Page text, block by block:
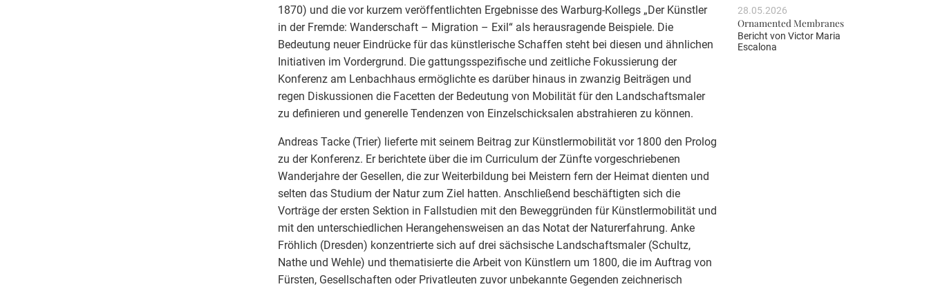
1870) und die vor kurzem veröffentlichten Ergebnisse des Warburg-Kollegs „Der Künstler
in der Fremde: Wanderschaft – Migration – Exil“ als herausragende Beispiele. Die
Bedeutung neuer Eindrücke für das künstlerische Schaffen steht bei diesen und ähnlichen
Initiativen im Vordergrund. Die gattungsspezifische und zeitliche Fokussierung der
Konferenz am Lenbachhaus ermöglichte es darüber hinaus in zwanzig Beiträgen und
regen Diskussionen die Facetten der Bedeutung von Mobilität für den Landschaftsmaler
zu definieren und generelle Tendenzen von Einzelschicksalen abstrahieren zu können.
Andreas Tacke (Trier) lieferte mit seinem Beitrag zur Künstlermobilität vor 1800 den Prolog
zu der Konferenz. Er berichtete über die im Curriculum der Zünfte vorgeschriebenen
Wanderjahre der Gesellen, die zur Weiterbildung bei Meistern fern der Heimat dienten und
selten das Studium der Natur zum Ziel hatten. Anschließend beschäftigten sich die
Vorträge der ersten Sektion in Fallstudien mit den Beweggründen für Künstlermobilität und
mit den unterschiedlichen Herangehensweisen an das Notat der Naturerfahrung. Anke
Fröhlich (Dresden) konzentrierte sich auf drei sächsische Landschaftsmaler (Schultz,
Nathe und Wehle) und thematisierte die Arbeit von Künstlern um 1800, die im Auftrag von
Fürsten, Gesellschaften oder Privatleuten zuvor unbekannte Gegenden zeichnerisch
28.05.2026
Ornamented Membranes
Bericht von Victor Maria
Escalona